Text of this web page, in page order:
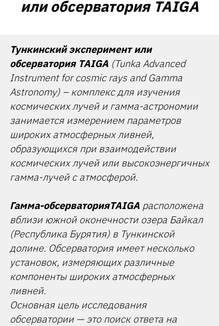
или обсерватория TAIGA
Тункинский эксперимент или
обсерватория TAIGA (Tunka Advanced
Instrument for cosmic rays and Gamma
Astronomy) – комплекс для изучения
космических лучей и гамма-астрономии
занимается измерением параметров
широких атмосферных ливней,
образующихся при взаимодействии
космических лучей или высокоэнергичных
гамма-лучей с атмосферой.
Гамма-обсерваторияTAIGA расположена
вблизи южной оконечности озера Байкал
(Республика Бурятия) в Тункинской
долине. Обсерватория имеет несколько
установок, измеряющих различные
компоненты широких атмосферных
ливней.
Основная цель исследования
обсерватории — это поиск ответа на